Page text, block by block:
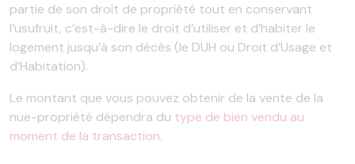
partie de son droit de propriété tout en conservant
l’usufruit, c’est-à-dire le droit d’utiliser et d’habiter le
logement jusqu’à son décès (le DUH ou Droit d’Usage et
d’Habitation).
Le montant que vous pouvez obtenir de la vente de la
nue-propriété dépendra du type de bien vendu au
moment de la transaction.